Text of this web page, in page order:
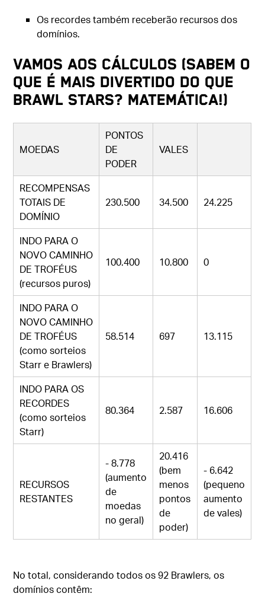
Os recordes também receberão recursos dos
domínios.
Vamos aos cálculos (sabem o
que é mais divertido do que
Brawl Stars? Matemática!)
MOEDAS
PONTOS
DE
PODER
VALES
RECOMPENSAS
TOTAIS DE
DOMÍNIO
230.500 34.500 24.225
INDO PARA O
NOVO CAMINHO
DE TROFÉUS
(recursos puros)
100.400 10.800 0
INDO PARA O
NOVO CAMINHO
DE TROFÉUS
(como sorteios
Starr e Brawlers)
58.514 697 13.115
INDO PARA OS
RECORDES
(como sorteios
Starr)
80.364 2.587 16.606
RECURSOS
RESTANTES
- 8.778
(aumento
de
moedas
no geral)
20.416
(bem
menos
pontos
de
poder)
- 6.642
(pequeno
aumento
de vales)
No total, considerando todos os 92 Brawlers, os
domínios contêm: